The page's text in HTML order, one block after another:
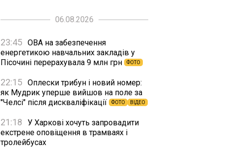
06.08.2026
23:45 ОВА на забезпечення
енергетикою навчальних закладів у
Пісочині перерахувала 9 млн грн
ФОТО
22:15 Оплески трибун і новий номер:
як Мудрик уперше вийшов на поле за
"Челсі" після дискваліфікації
ФОТО ВІДЕО
21:18
У Харкові хочуть запровадити
екстрене оповіщення в трамваях і
тролейбусах